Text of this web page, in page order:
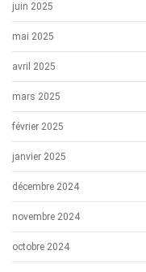
juin 2025
mai 2025
avril 2025
mars 2025
février 2025
janvier 2025
décembre 2024
novembre 2024
octobre 2024